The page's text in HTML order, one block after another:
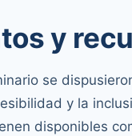
y
se
y la
disponibles